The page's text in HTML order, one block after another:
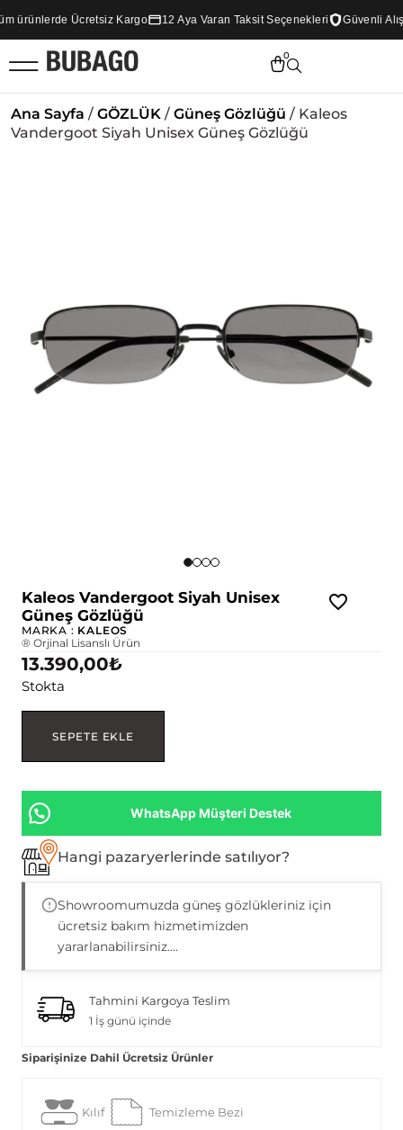
ürünlerde Ücretsiz Kargo 12 Aya Varan Taksit Seçenekleri Güvenli
0
Ana Sayfa / GÖZLÜK / Güneş Gözlüğü / Kaleos
Vandergoot Siyah Unisex Güneş Gözlüğü
Kaleos Vandergoot Siyah Unisex
Güneş Gözlüğü
MARKA : KALEOS
® Orjinal Lisanslı Ürün
13.390,00₺
Stokta
SEPETE EKLE
WhatsApp Müşteri Destek
Hangi pazaryerlerinde satılıyor?
Showroomumuzda güneş gözlükleriniz için
ücretsiz bakım hizmetimizden
yararlanabilirsiniz....
Tahmini Kargoya Teslim
1 İş günü içinde
Siparişinize Dahil Ücretsiz Ürünler
Kılıf Temizleme Bezi